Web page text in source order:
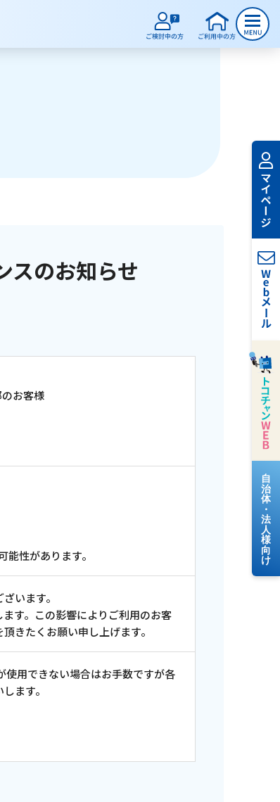
よくあるご質問
スのお知らせ
お客様
性があります。
います。
す。この影響によりご利用のお客
きたくお願い申し上げます。
用できない場合はお手数ですが各
ます。